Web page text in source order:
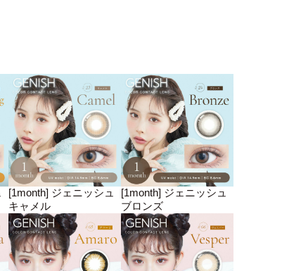
[1month] ジェニッシュ
キャメル
[1month] ジェニッシュ
ブロンズ